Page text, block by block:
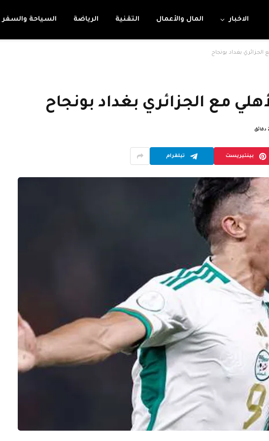
الاخبار المال والأعمال التقنية الرياضة السياحة والسفر
بغداد بونجاح
مع الجزائري بغداد بونجاح
بينتيريست تيلقرام